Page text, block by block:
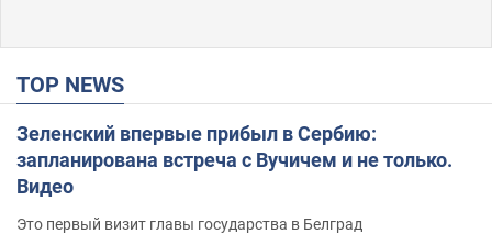
TOP NEWS
Зеленский впервые прибыл в Сербию:
запланирована встреча с Вучичем и не только.
Видео
Это первый визит главы государства в Белград